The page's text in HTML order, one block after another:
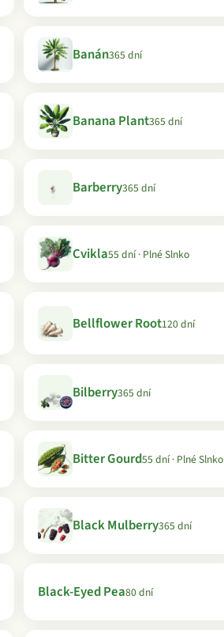
Banán365 dní
Banana Plant365 dní
Barberry365 dní
Cvikla55 dní · Plné Slnko
Bellflower Root120 dní
Bilberry365 dní
Bitter Gourd55 dní · Plné Slnko
Black Mulberry365 dní
Black-Eyed Pea80 dní